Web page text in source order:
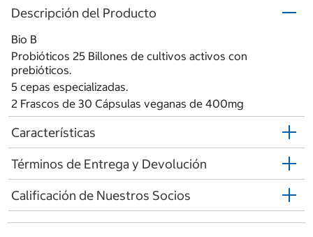
Descripción del Producto
Bio B
Probióticos 25 Billones de cultivos activos con
prebióticos.
5 cepas especializadas.
2 Frascos de 30 Cápsulas veganas de 400mg
Características
Términos de Entrega y Devolución
Calificación de Nuestros Socios